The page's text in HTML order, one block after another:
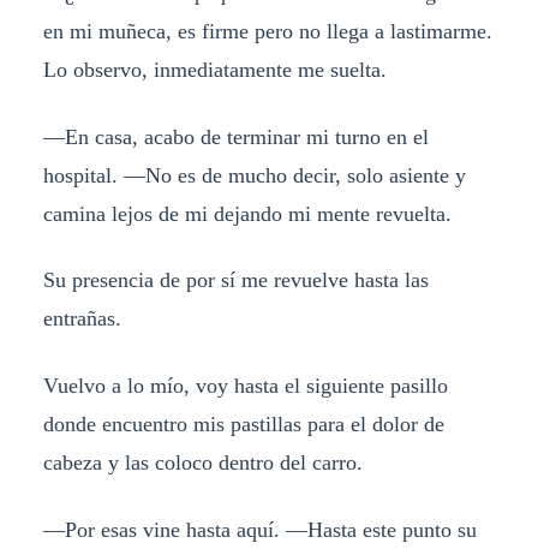
en mi muñeca, es firme pero no llega a lastimarme.
Lo observo, inmediatamente me suelta.
—En casa, acabo de terminar mi turno en el
hospital. —No es de mucho decir, solo asiente y
camina lejos de mi dejando mi mente revuelta.
Su presencia de por sí me revuelve hasta las
entrañas.
Vuelvo a lo mío, voy hasta el siguiente pasillo
donde encuentro mis pastillas para el dolor de
cabeza y las coloco dentro del carro.
—Por esas vine hasta aquí. —Hasta este punto su